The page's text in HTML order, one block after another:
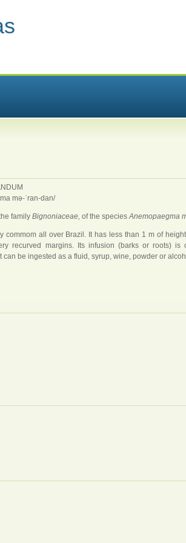
mə-ˈran-dan/
family Bignoniaceae, of the species Anemopaegma
commom all over Brazil. It has less than 1 m of
recurved margins. Its infusion (barks or roots) is
can be ingested as a fluid, syrup, wine, powder or